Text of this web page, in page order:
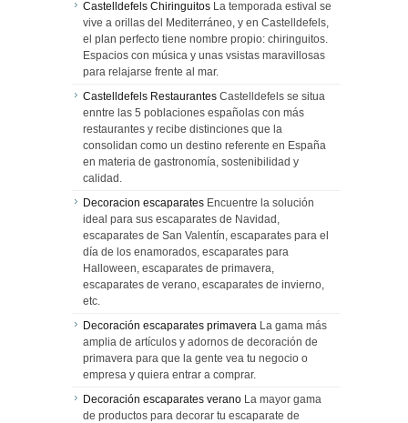
Castelldefels Chiringuitos La temporada estival se
vive a orillas del Mediterráneo, y en Castelldefels,
el plan perfecto tiene nombre propio: chiringuitos.
Espacios con música y unas vsistas maravillosas
para relajarse frente al mar.
Castelldefels Restaurantes Castelldefels se situa
enntre las 5 poblaciones españolas con más
restaurantes y recibe distinciones que la
consolidan como un destino referente en España
en materia de gastronomía, sostenibilidad y
calidad.
Decoracion escaparates Encuentre la solución
ideal para sus escaparates de Navidad,
escaparates de San Valentín, escaparates para el
día de los enamorados, escaparates para
Halloween, escaparates de primavera,
escaparates de verano, escaparates de invierno,
etc.
Decoración escaparates primavera La gama más
amplia de artículos y adornos de decoración de
primavera para que la gente vea tu negocio o
empresa y quiera entrar a comprar.
Decoración escaparates verano La mayor gama
de productos para decorar tu escaparate de